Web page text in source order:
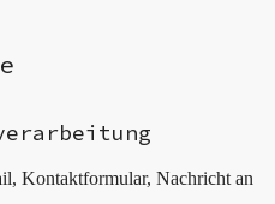
Kontaktformular, Nachricht an